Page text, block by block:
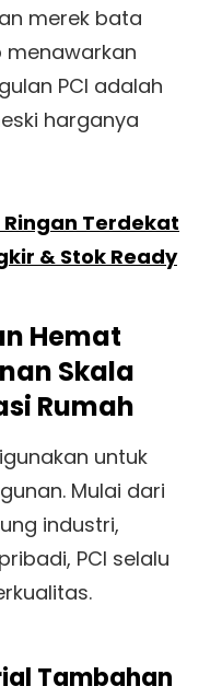
merek bata
menawarkan
PCI adalah
harganya
Terdekat
& Stok Ready
Hemat
Skala
Rumah
untuk
Mulai dari
industri,
PCI selalu
Tambahan